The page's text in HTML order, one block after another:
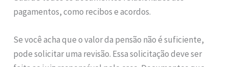
pagamentos, como recibos e acordos.
Se você acha que o valor da pensão não é suficiente,
pode solicitar uma revisão. Essa solicitação deve ser